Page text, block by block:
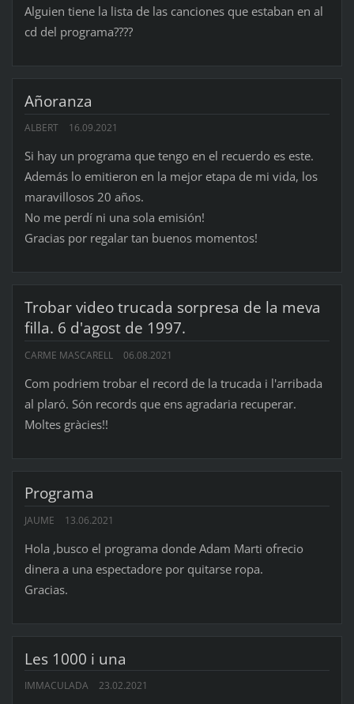
Alguien tiene la lista de las canciones que estaban en al
cd del programa????
Añoranza
ALBERT 16.09.2021
Si hay un programa que tengo en el recuerdo es este.
Además lo emitieron en la mejor etapa de mi vida, los
maravillosos 20 años.
No me perdí ni una sola emisión!
Gracias por regalar tan buenos momentos!
Trobar video trucada sorpresa de la meva
filla. 6 d'agost de 1997.
CARME MASCARELL 06.08.2021
Com podriem trobar el record de la trucada i l'arribada
al plaró. Són records que ens agradaria recuperar.
Moltes gràcies!!
Programa
JAUME 13.06.2021
Hola ,busco el programa donde Adam Marti ofrecio
dinera a una espectadore por quitarse ropa.
Gracias.
Les 1000 i una
IMMACULADA 23.02.2021